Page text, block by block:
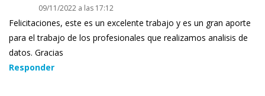
09/11/2022 a las 17:12
Felicitaciones, este es un excelente trabajo y es un gran aporte
para el trabajo de los profesionales que realizamos analisis de
datos. Gracias
Responder